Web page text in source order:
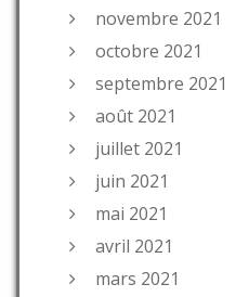
novembre 2021
octobre 2021
septembre 2021
août 2021
juillet 2021
juin 2021
mai 2021
avril 2021
mars 2021